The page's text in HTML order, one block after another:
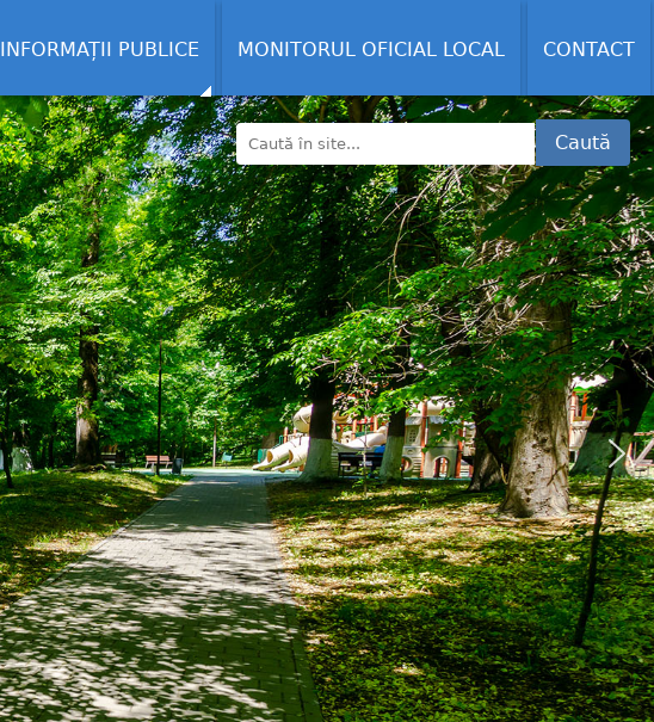
INFORMAȚII PUBLICE MONITORUL OFICIAL LOCAL CONTACT
Caută